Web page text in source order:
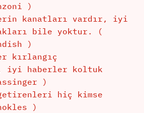
)
kanatları vardır, iyi
bile yoktur. (
)
kırlangıç
iyi haberler koltuk
)
hiç kimse
)